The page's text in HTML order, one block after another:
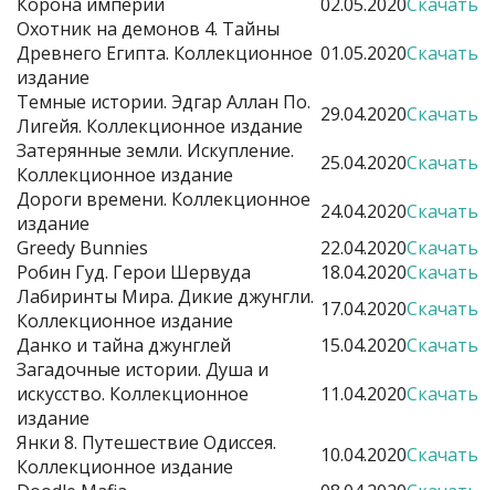
Охотник на демонов 4. Тайны
Древнего Египта. Коллекционное
издание
01.05.2020Скачать
Темные истории. Эдгар Аллан По.
Лигейя. Коллекционное издание
29.04.2020Скачать
Затерянные земли. Искупление.
Коллекционное издание
25.04.2020Скачать
Дороги времени. Коллекционное
издание
24.04.2020Скачать
Greedy Bunnies
22.04.2020Скачать
Робин Гуд. Герои Шервуда
18.04.2020Скачать
Лабиринты Мира. Дикие джунгли.
Коллекционное издание
17.04.2020Скачать
Данко и тайна джунглей
15.04.2020Скачать
Загадочные истории. Душа и
искусство. Коллекционное
издание
11.04.2020Скачать
Янки 8. Путешествие Одиссея.
Коллекционное издание
10.04.2020Скачать